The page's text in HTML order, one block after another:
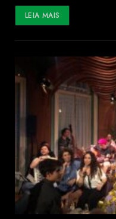
LEIA MAIS